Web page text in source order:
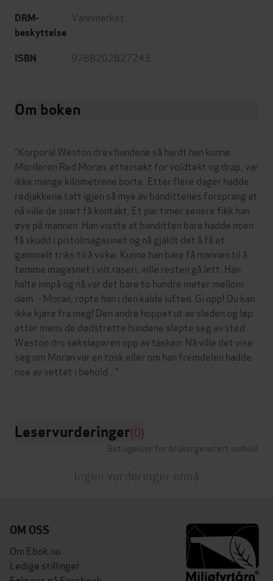
DRM-
beskyttelse
Vannmerket
ISBN 9788202827243
Om boken
"Korporal Weston drev hundene så hardt han kunne.
Morderen Red Moran, ettersøkt for voldtekt og drap, var
ikke mange kilometrene borte. Etter flere dager hadde
rødjakkene tatt igjen så mye av bandittenes forsprang at
nå ville de snart få kontakt. Et par timer senere fikk han
øye på mannen. Han visste at banditten bare hadde noen
få skudd i pistolmagasinet og nå gjaldt det å få et
gammelt triks til å virke. Kunne han bare få mannen til å
tømme magasnet i vilt raseri, ville resten gå lett. Han
halte innpå og nå var det bare to hundre meter mellom
dem. - Moran, ropte han i den kalde luften. Gi opp! Du kan
ikke kjøre fra meg! Den andre hoppet ut av sleden og løp
etter mens de dødstrette hundene slepte seg av sted.
Weston dro seksløperen opp av tasken. Nå ville det vise
seg om Moran var en tosk eller om han fremdelen hadde
noe av vettet i behold..."
Leservurderinger(0)
Betingelser for brukergenerert innhold
Ingen vurderinger ennå
OM OSS
Om Ebok.no
Ledige stillinger